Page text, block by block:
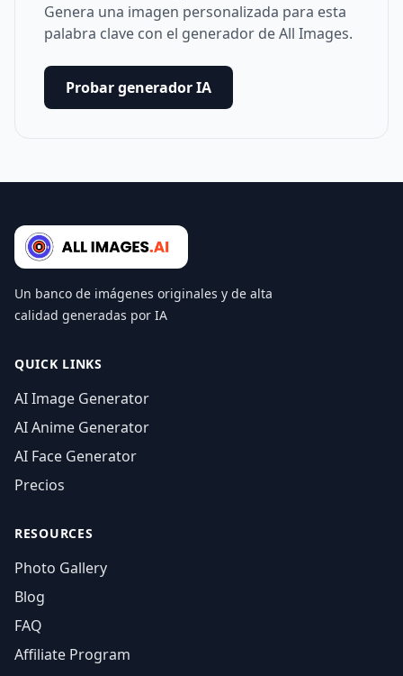
Genera una imagen personalizada para esta
palabra clave con el generador de All Images.
Probar generador IA
Un banco de imágenes originales y de alta
calidad generadas por IA
QUICK LINKS
AI Image Generator
AI Anime Generator
AI Face Generator
Precios
RESOURCES
Photo Gallery
Blog
FAQ
Affiliate Program